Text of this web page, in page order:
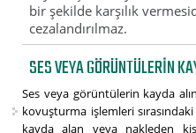
bir şekilde karşılık
cezalandırılmaz.
SES VEYA GÖRÜNTÜLERIN
Ses veya görüntülerin kayda
kovuşturma işlemleri
kayda alan veya nakleden